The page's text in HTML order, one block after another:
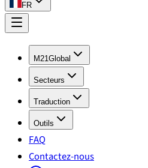
FR
M21Global
Secteurs
Traduction
Outils
FAQ
Contactez-nous